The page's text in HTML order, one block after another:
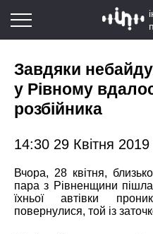
Завдяки
у Рівному
розбійника
14:30 29 Квітня 2019
Вчора, 28 квітня,
пара з Рівненщини
їхньої автівки
повернулися, той із